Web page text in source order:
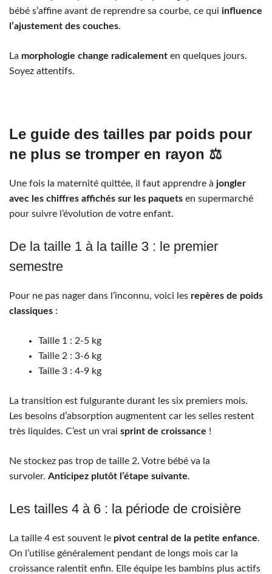
bébé s’affine avant de reprendre sa courbe, ce qui influence
l’ajustement des couches.
La morphologie change radicalement en quelques jours.
Soyez attentifs.
Le guide des tailles par poids pour
ne plus se tromper en rayon ⚖️
Une fois la maternité quittée, il faut apprendre à jongler
avec les chiffres affichés sur les paquets en supermarché
pour suivre l’évolution de votre enfant.
De la taille 1 à la taille 3 : le premier
semestre
Pour ne pas nager dans l’inconnu, voici les repères de poids
classiques :
Taille 1 : 2-5 kg
Taille 2 : 3-6 kg
Taille 3 : 4-9 kg
La transition est fulgurante durant les six premiers mois.
Les besoins d’absorption augmentent car les selles restent
très liquides. C’est un vrai sprint de croissance !
Ne stockez pas trop de taille 2. Votre bébé va la
survoler. Anticipez plutôt l’étape suivante.
Les tailles 4 à 6 : la période de croisière
La taille 4 est souvent le pivot central de la petite enfance.
On l’utilise généralement pendant de longs mois car la
croissance ralentit enfin. Elle équipe les bambins plus actifs